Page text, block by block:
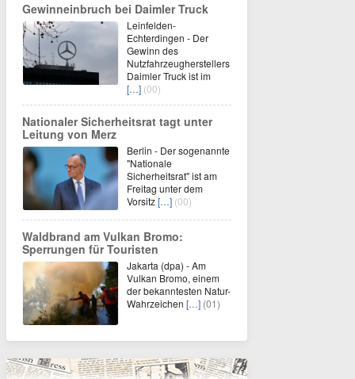
Gewinneinbruch bei Daimler Truck
Leinfelden-
Echterdingen - Der
Gewinn des
Nutzfahrzeugherstellers
Daimler Truck ist im
[…] (00)
Nationaler Sicherheitsrat tagt unter
Leitung von Merz
Berlin - Der sogenannte
"Nationale
Sicherheitsrat" ist am
Freitag unter dem
Vorsitz[…] (00)
Waldbrand am Vulkan Bromo:
Sperrungen für Touristen
Jakarta (dpa) - Am
Vulkan Bromo, einem
der bekanntesten Natur-
Wahrzeichen […] (01)